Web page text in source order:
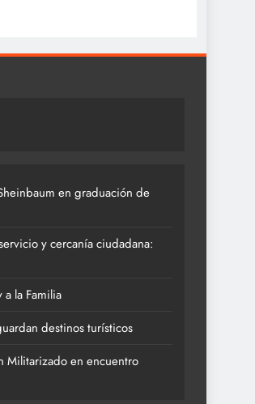
en graduación de
y cercanía ciudadana:
la Familia
destinos turísticos
Militarizado en encuentro